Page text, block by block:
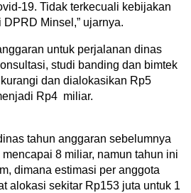
19. Tidak terkecuali kebijakan
Minsel,” ujarnya.
untuk perjalanan dinas
studi banding dan bimtek
dan dialokasikan Rp5
Rp4 miliar.
tahun anggaran sebelumnya
8 miliar, namun tahun ini
dimana estimasi per anggota
alokasi sekitar Rp153 juta untuk 1